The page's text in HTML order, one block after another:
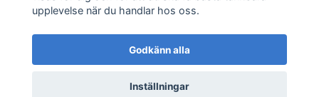
© 2026 Syknappen
upplevelse när du handlar hos oss.
Godkänn alla
Inställningar